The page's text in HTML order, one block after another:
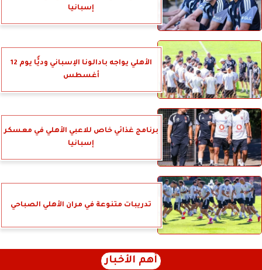
إسبانيا
الأهلي يواجه بادالونا الإسباني وديًّا يوم 12
أغسطس
برنامج غذائي خاص للاعبي الأهلي في معسكر
إسبانيا
تدريبات متنوعة في مران الأهلي الصباحي
أهم الأخبار